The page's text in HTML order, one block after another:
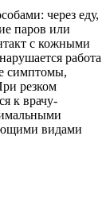
через еду,
паров или
с кожными
работа
симптомы,
резком
к врачу-
видами